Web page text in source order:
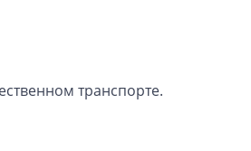
транспорте.